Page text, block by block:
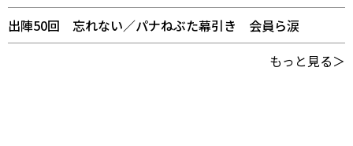
出陣50回 忘れない／パナねぶた幕引き 会員ら涙
もっと見る＞